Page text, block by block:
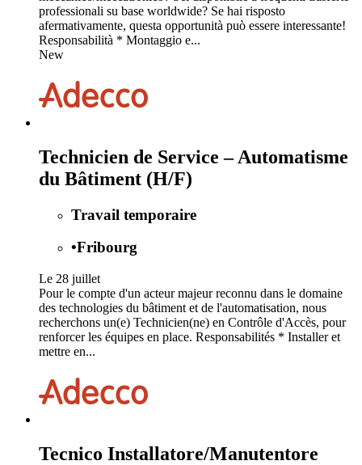
professionali su base worldwide? Se hai risposto
afermativamente, questa opportunità può essere interessante!
Responsabilità * Montaggio e...
New
Technicien de Service – Automatisme
du Bâtiment (H/F)
Travail temporaire
•Fribourg
Le 28 juillet
Pour le compte d'un acteur majeur reconnu dans le domaine
des technologies du bâtiment et de l'automatisation, nous
recherchons un(e) Technicien(ne) en Contrôle d'Accès, pour
renforcer les équipes en place. Responsabilités * Installer et
mettre en...
Tecnico Installatore/Manutentore